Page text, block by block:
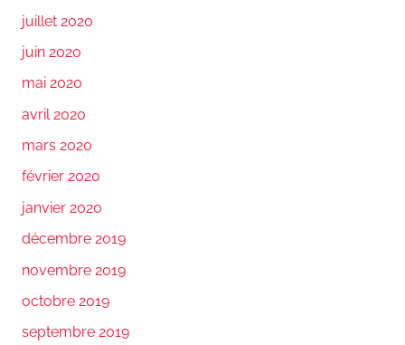
juillet 2020
juin 2020
mai 2020
avril 2020
mars 2020
février 2020
janvier 2020
décembre 2019
novembre 2019
octobre 2019
septembre 2019